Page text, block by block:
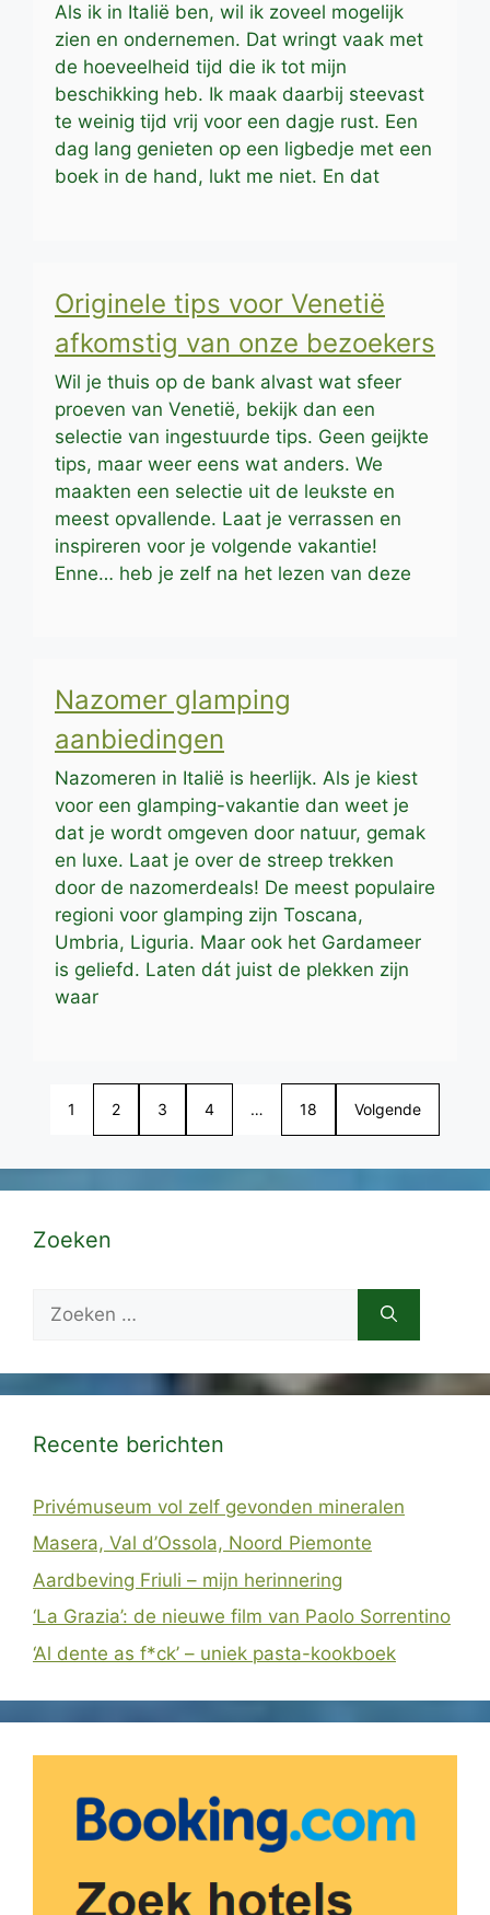
Als ik in Italië ben, wil ik zoveel mogelijk
zien en ondernemen. Dat wringt vaak met
de hoeveelheid tijd die ik tot mijn
beschikking heb. Ik maak daarbij steevast
te weinig tijd vrij voor een dagje rust. Een
dag lang genieten op een ligbedje met een
boek in de hand, lukt me niet. En dat
Originele tips voor Venetië
afkomstig van onze bezoekers
Wil je thuis op de bank alvast wat sfeer
proeven van Venetië, bekijk dan een
selectie van ingestuurde tips. Geen geijkte
tips, maar weer eens wat anders. We
maakten een selectie uit de leukste en
meest opvallende. Laat je verrassen en
inspireren voor je volgende vakantie!
Enne… heb je zelf na het lezen van deze
Nazomer glamping
aanbiedingen
Nazomeren in Italië is heerlijk. Als je kiest
voor een glamping-vakantie dan weet je
dat je wordt omgeven door natuur, gemak
en luxe. Laat je over de streep trekken
door de nazomerdeals! De meest populaire
regioni voor glamping zijn Toscana,
Umbria, Liguria. Maar ook het Gardameer
is geliefd. Laten dát juist de plekken zijn
waar
1 2 3 4 … 18 Volgende
Zoeken
naar:
Recente berichten
Privémuseum vol zelf gevonden mineralen
Masera, Val d’Ossola, Noord Piemonte
Aardbeving Friuli – mijn herinnering
‘La Grazia’: de nieuwe film van Paolo Sorrentino
‘Al dente as f*ck’ – uniek pasta-kookboek